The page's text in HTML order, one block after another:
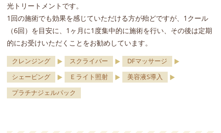
光トリートメントです。
1回の施術でも効果を感じていただける方が殆どですが、1クール
（6回）を目安に、1ヶ月に1度集中的に施術を行い、その後は定期
的にお受けいただくことをお勧めしています。
クレンジング スクライバー
DFマッサージ
シェービング
Ｅライト照射
美容液S導入
プラチナジェルパック